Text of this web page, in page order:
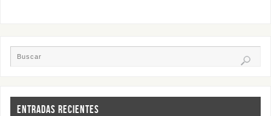
ENTRADAS RECIENTES